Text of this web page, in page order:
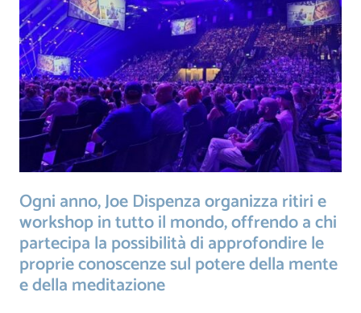
Ogni anno, Joe Dispenza organizza ritiri e
workshop in tutto il mondo, offrendo a chi
partecipa la possibilità di approfondire le
proprie conoscenze sul potere della mente
e della meditazione